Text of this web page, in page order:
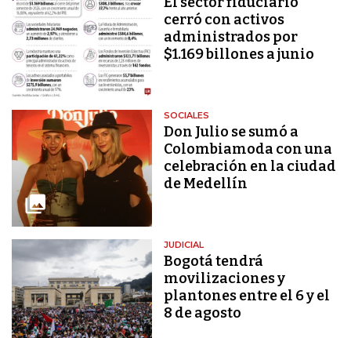
cerró con activos
administrados por
$1.169 billones a junio
SOCIALES
Don Julio se sumó a
Colombiamoda con una
celebración en la ciudad
de Medellín
JUDICIAL
Bogotá tendrá
movilizaciones y
plantones entre el 6 y el
8 de agosto